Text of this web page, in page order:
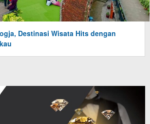
Destinasi Wisata Hits dengan